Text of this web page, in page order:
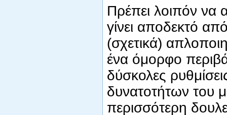
Πρέπει λοιπόν να
γίνει αποδεκτό
(σχετικά)
ένα όμορφο
δύσκολες
δυνατοτήτων του
περισσότερη